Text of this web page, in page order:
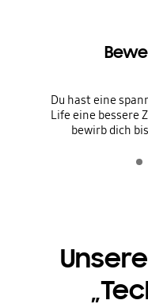
Du hast eine
Life eine bessere
bewirb dich